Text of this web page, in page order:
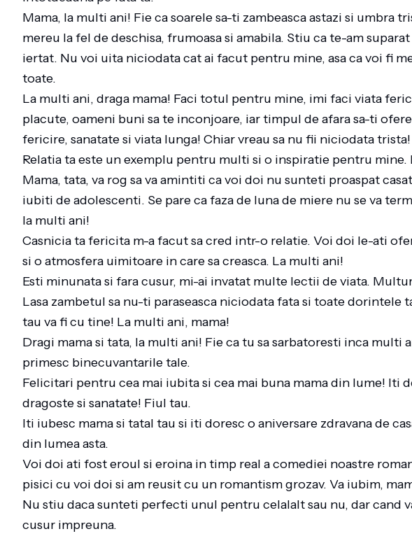
Mama, la multi ani! Fie ca soarele sa-ti zambeasca astazi si umbra
mereu la fel de deschisa, frumoasa si amabila. Stiu ca te-am
iertat. Nu voi uita niciodata cat ai facut pentru mine, asa ca voi fi
toate.
La multi ani, draga mama! Faci totul pentru mine, imi faci viata
placute, oameni buni sa te inconjoare, iar timpul de afara sa-ti
fericire, sanatate si viata lunga! Chiar vreau sa nu fii niciodata trista!
Relatia ta este un exemplu pentru multi si o inspiratie pentru mine.
Mama, tata, va rog sa va amintiti ca voi doi nu sunteti proaspat
iubiti de adolescenti. Se pare ca faza de luna de miere nu se va
la multi ani!
Casnicia ta fericita m-a facut sa cred intr-o relatie. Voi doi le-ati
si o atmosfera uimitoare in care sa creasca. La multi ani!
Esti minunata si fara cusur, mi-ai invatat multe lectii de viata.
Lasa zambetul sa nu-ti paraseasca niciodata fata si toate dorintele
tau va fi cu tine! La multi ani, mama!
Dragi mama si tata, la multi ani! Fie ca tu sa sarbatoresti inca multi
primesc binecuvantarile tale.
Felicitari pentru cea mai iubita si cea mai buna mama din lume! Iti
dragoste si sanatate! Fiul tau.
Iti iubesc mama si tatal tau si iti doresc o aniversare zdravana de
din lumea asta.
Voi doi ati fost eroul si eroina in timp real a comediei noastre
pisici cu voi doi si am reusit cu un romantism grozav. Va iubim,
Nu stiu daca sunteti perfecti unul pentru celalalt sau nu, dar cand
cusur impreuna.